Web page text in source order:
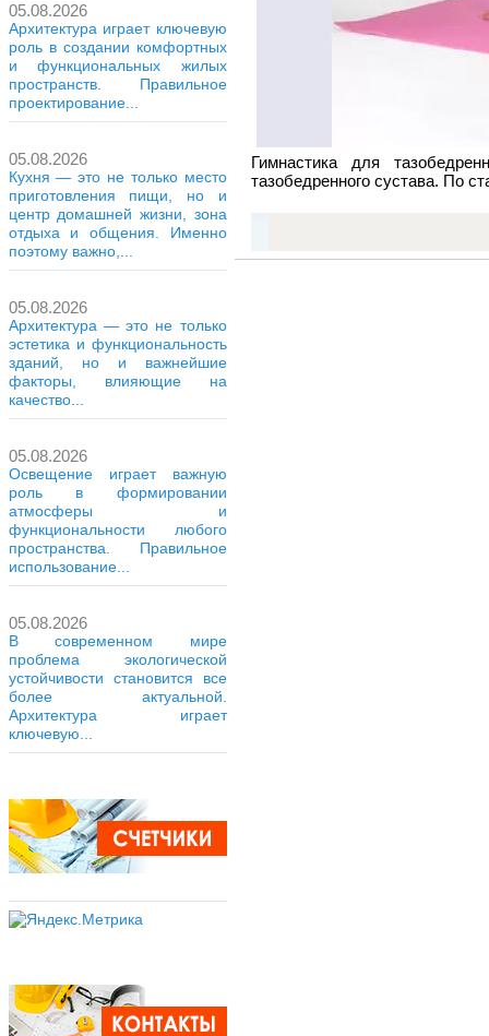
05.08.2026
Архитектура играет ключевую
роль в создании комфортных
и функциональных жилых
пространств. Правильное
проектирование...
05.08.2026
Кухня — это не только место
приготовления пищи, но и
центр домашней жизни, зона
отдыха и общения. Именно
поэтому важно,...
05.08.2026
Архитектура — это не только
эстетика и функциональность
зданий, но и важнейшие
факторы, влияющие на
качество...
05.08.2026
Освещение играет важную
роль в формировании
атмосферы и
функциональности любого
пространства. Правильное
использование...
05.08.2026
В современном мире
проблема экологической
устойчивости становится все
более актуальной.
Архитектура играет
ключевую...
Гимнастика для
тазобедренного сустава. По